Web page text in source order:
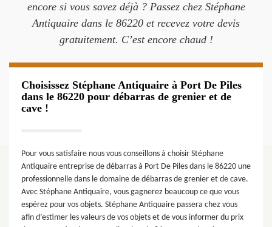
encore si vous savez déjà ? Passez chez Stéphane
Antiquaire dans le 86220 et recevez votre devis
gratuitement. C’est encore chaud !
Choisissez Stéphane Antiquaire à Port De Piles
dans le 86220 pour débarras de grenier et de
cave !
Pour vous satisfaire nous vous conseillons à choisir Stéphane
Antiquaire entreprise de débarras à Port De Piles dans le 86220 une
professionnelle dans le domaine de débarras de grenier et de cave.
Avec Stéphane Antiquaire, vous gagnerez beaucoup ce que vous
espérez pour vos objets. Stéphane Antiquaire passera chez vous
afin d’estimer les valeurs de vos objets et de vous informer du prix